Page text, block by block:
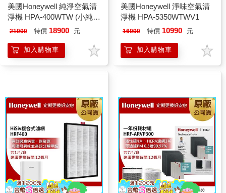
美國Honeywell 純淨空氣清
淨機 HPA-400WTW (小純)
送HPA030空氣清淨機
21900 特價 18900 元
加入購物車
美國Honeywell 淨味空氣清
淨機 HPA-5350WTWV1
16990 特價 10990 元
加入購物車